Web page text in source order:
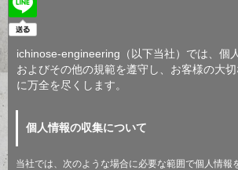
ichinose-engineering（以下当社）では、個
およびその他の規範を遵守し、お客様の大
に万全を尽くします。
個人情報の収集について
当社では、次のような場合に必要な範囲で個人情報